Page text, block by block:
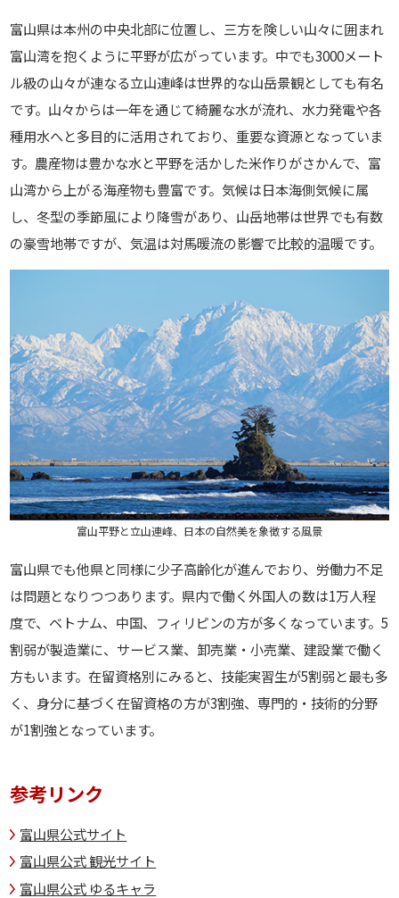
富山県は本州の中央北部に位置し、三方を険しい山々に囲まれ
富山湾を抱くように平野が広がっています。中でも3000メート
ル級の山々が連なる立山連峰は世界的な山岳景観としても有名
です。山々からは一年を通じて綺麗な水が流れ、水力発電や各
種用水へと多目的に活用されており、重要な資源となっていま
す。農産物は豊かな水と平野を活かした米作りがさかんで、富
山湾から上がる海産物も豊富です。気候は日本海側気候に属
し、冬型の季節風により降雪があり、山岳地帯は世界でも有数
の豪雪地帯ですが、気温は対馬暖流の影響で比較的温暖です。
富山平野と立山連峰、日本の自然美を象徴する風景
富山県でも他県と同様に少子高齢化が進んでおり、労働力不足
は問題となりつつあります。県内で働く外国人の数は1万人程
度で、ベトナム、中国、フィリピンの方が多くなっています。5
割弱が製造業に、サービス業、卸売業・小売業、建設業で働く
方もいます。在留資格別にみると、技能実習生が5割弱と最も多
く、身分に基づく在留資格の方が3割強、専門的・技術的分野
が1割強となっています。
参考リンク
富山県公式サイト
富山県公式 観光サイト
富山県公式 ゆるキャラ